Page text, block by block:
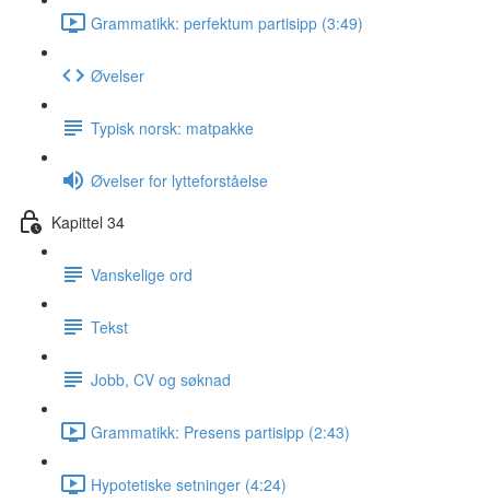
Grammatikk: perfektum partisipp (3:49)
Øvelser
Typisk norsk: matpakke
Øvelser for lytteforståelse
Kapittel 34
Vanskelige ord
Tekst
Jobb, CV og søknad
Grammatikk: Presens partisipp (2:43)
Hypotetiske setninger (4:24)